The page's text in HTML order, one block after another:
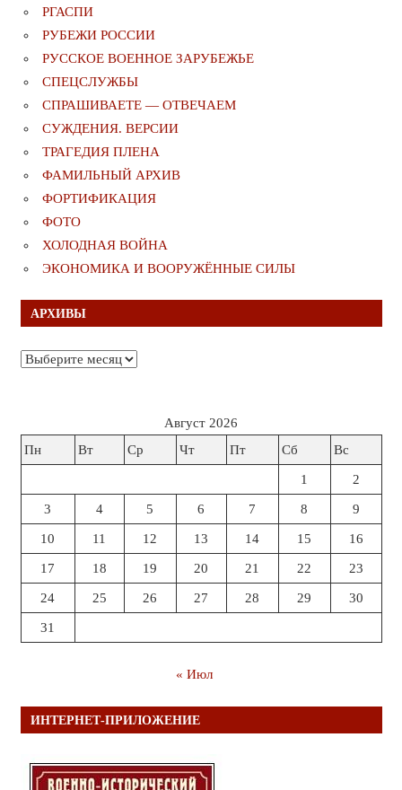
РГАСПИ
РУБЕЖИ РОССИИ
РУССКОЕ ВОЕННОЕ ЗАРУБЕЖЬЕ
СПЕЦСЛУЖБЫ
СПРАШИВАЕТЕ — ОТВЕЧАЕМ
СУЖДЕНИЯ. ВЕРСИИ
ТРАГЕДИЯ ПЛЕНА
ФАМИЛЬНЫЙ АРХИВ
ФОРТИФИКАЦИЯ
ФОТО
ХОЛОДНАЯ ВОЙНА
ЭКОНОМИКА И ВООРУЖЁННЫЕ СИЛЫ
АРХИВЫ
Архивы
Август 2026
Пн
Вт Ср Чт Пт Сб Вс
1 2
3 4 5 6 7 8 9
10 11 12 13 14 15 16
17 18 19 20 21 22 23
24 25 26 27 28 29 30
31
« Июл
ИНТЕРНЕТ-ПРИЛОЖЕНИЕ